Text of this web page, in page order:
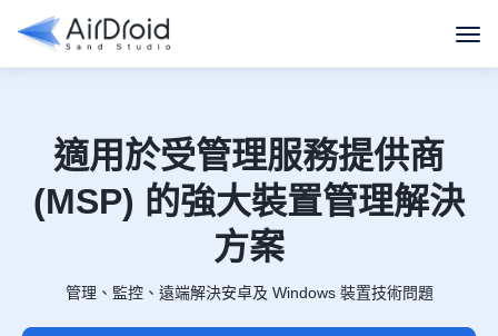
適用於受管理服務提供商
(MSP) 的強大裝置管理解決
方案
管理、監控、遠端解決安卓及 Windows 裝置技術問題